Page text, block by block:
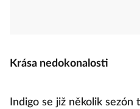
Krása nedokonalosti
Indigo se již několik